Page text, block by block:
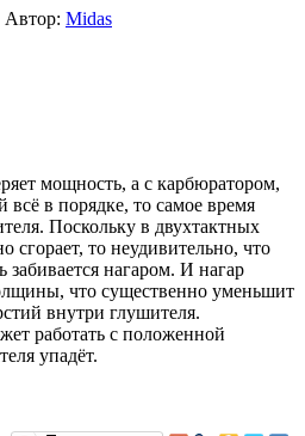
Автор: Midas
мощность, а с карбюратором,
в порядке, то самое время
Поскольку в двухтактных
сгорает, то неудивительно, что
нагаром. И нагар
что существенно уменьшит
внутри глушителя.
работать с положенной
упадёт.